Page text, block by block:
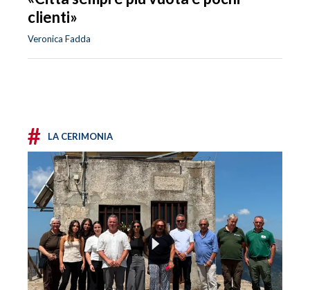
clienti»
Veronica Fadda
# LA CERIMONIA